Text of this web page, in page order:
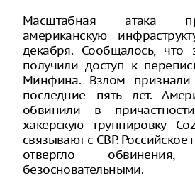
Масштабная атака
американскую
декабря. Сообщалось, что
получили доступ к
Минфина. Взлом
последние пять лет.
обвинили в
хакерскую группировку
связывают с СВР.
отвергло
безосновательными.